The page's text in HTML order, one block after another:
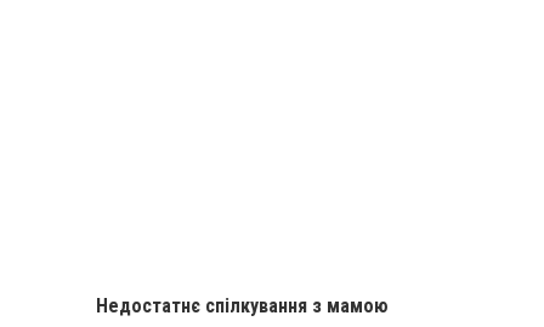
Недостатнє спілкування з мамою